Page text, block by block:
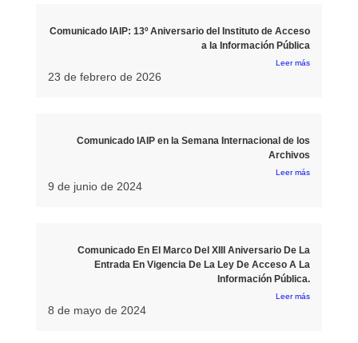
Comunicado IAIP: 13º Aniversario del Instituto de Acceso
a la Información Pública
Leer más
23 de febrero de 2026
Comunicado IAIP en la Semana Internacional de los
Archivos
Leer más
9 de junio de 2024
Comunicado En El Marco Del XIII Aniversario De La
Entrada En Vigencia De La Ley De Acceso A La
Información Pública.
Leer más
8 de mayo de 2024